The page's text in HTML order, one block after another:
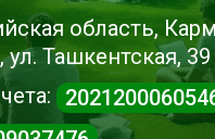
область,
ул. Ташкентская, 39